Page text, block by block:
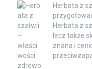
Herbata z
Herbata z
lecz także
znana i